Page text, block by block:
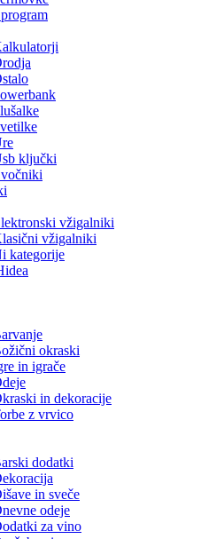
ključki
vžigalniki
vžigalniki
kategorije
okraski
in igrače
in dekoracije
z vrvico
dodatki
in sveče
odeje
za vino